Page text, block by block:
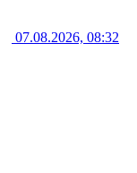
07.08.2026, 08:32